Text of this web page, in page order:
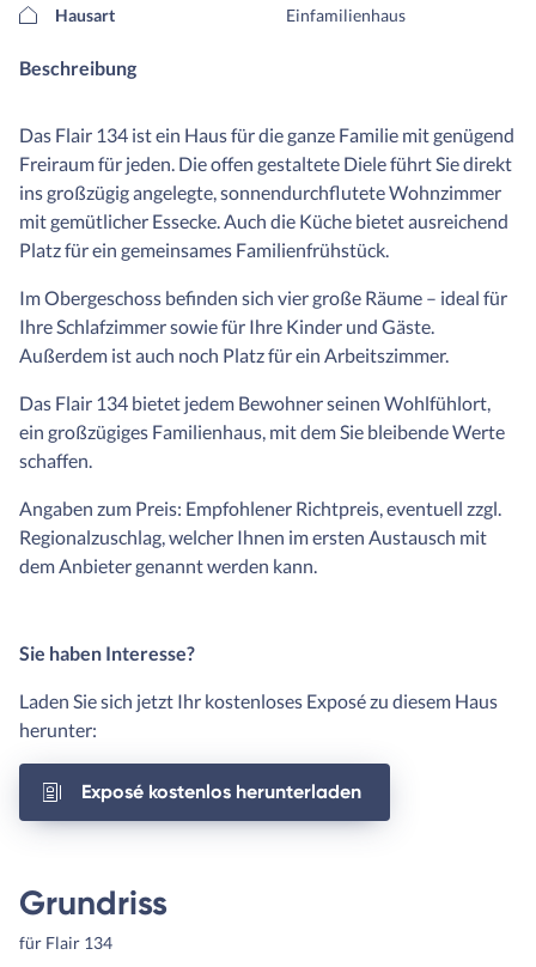
Hausart
Einfamilienhaus
Beschreibung
Das Flair 134 ist ein Haus für die ganze Familie mit genügend
Freiraum für jeden. Die offen gestaltete Diele führt Sie direkt
ins großzügig angelegte, sonnendurchflutete Wohnzimmer
mit gemütlicher Essecke. Auch die Küche bietet ausreichend
Platz für ein gemeinsames Familienfrühstück.
Im Obergeschoss befinden sich vier große Räume – ideal für
Ihre Schlafzimmer sowie für Ihre Kinder und Gäste.
Außerdem ist auch noch Platz für ein Arbeitszimmer.
Das Flair 134 bietet jedem Bewohner seinen Wohlfühlort,
ein großzügiges Familienhaus, mit dem Sie bleibende Werte
schaffen.
Angaben zum Preis: Empfohlener Richtpreis, eventuell zzgl.
Regionalzuschlag, welcher Ihnen im ersten Austausch mit
dem Anbieter genannt werden kann.
Sie haben Interesse?
Laden Sie sich jetzt Ihr kostenloses Exposé zu diesem Haus
herunter:
Exposé kostenlos herunterladen
Grundriss
für Flair 134